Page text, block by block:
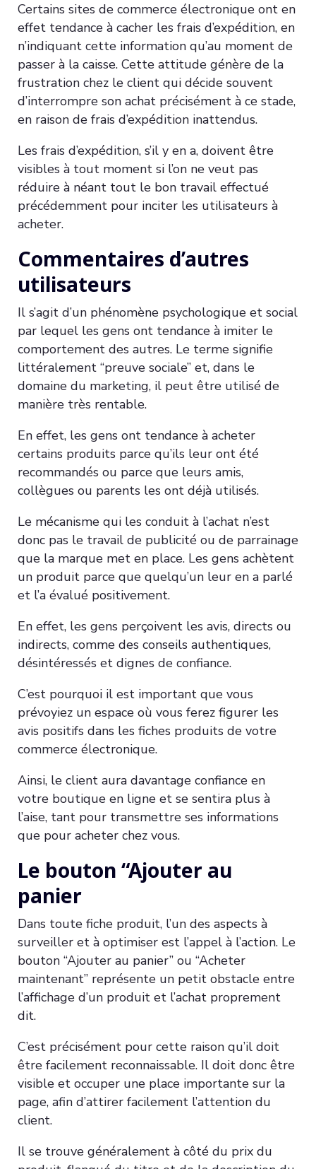
Certains sites de commerce électronique ont en
effet tendance à cacher les frais d’expédition, en
n’indiquant cette information qu’au moment de
passer à la caisse. Cette attitude génère de la
frustration chez le client qui décide souvent
d’interrompre son achat précisément à ce stade,
en raison de frais d’expédition inattendus.
Les frais d’expédition, s’il y en a, doivent être
visibles à tout moment si l’on ne veut pas
réduire à néant tout le bon travail effectué
précédemment pour inciter les utilisateurs à
acheter.
Commentaires d’autres
utilisateurs
Il s’agit d’un phénomène psychologique et social
par lequel les gens ont tendance à imiter le
comportement des autres. Le terme signifie
littéralement “preuve sociale” et, dans le
domaine du marketing, il peut être utilisé de
manière très rentable.
En effet, les gens ont tendance à acheter
certains produits parce qu’ils leur ont été
recommandés ou parce que leurs amis,
collègues ou parents les ont déjà utilisés.
Le mécanisme qui les conduit à l’achat n’est
donc pas le travail de publicité ou de parrainage
que la marque met en place. Les gens achètent
un produit parce que quelqu’un leur en a parlé
et l’a évalué positivement.
En effet, les gens perçoivent les avis, directs ou
indirects, comme des conseils authentiques,
désintéressés et dignes de confiance.
C’est pourquoi il est important que vous
prévoyiez un espace où vous ferez figurer les
avis positifs dans les fiches produits de votre
commerce électronique.
Ainsi, le client aura davantage confiance en
votre boutique en ligne et se sentira plus à
l’aise, tant pour transmettre ses informations
que pour acheter chez vous.
Le bouton “Ajouter au
panier
Dans toute fiche produit, l’un des aspects à
surveiller et à optimiser est l’appel à l’action. Le
bouton “Ajouter au panier” ou “Acheter
maintenant” représente un petit obstacle entre
l’affichage d’un produit et l’achat proprement
dit.
C’est précisément pour cette raison qu’il doit
être facilement reconnaissable. Il doit donc être
visible et occuper une place importante sur la
page, afin d’attirer facilement l’attention du
client.
Il se trouve généralement à côté du prix du